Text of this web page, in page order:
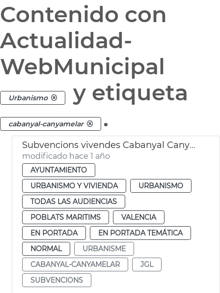
Contenido con
Actualidad-
WebMunicipal
Urbanismo y etiqueta
cabanyal-canyamelar .
Subvencions vivendes Cabanyal Canyamelar
modificado hace 1 año
AYUNTAMIENTO
URBANISMO Y VIVIENDA
URBANISMO
TODAS LAS AUDIENCIAS
POBLATS MARITIMS
VALENCIA
EN PORTADA
EN PORTADA TEMÁTICA
NORMAL
URBANISME
CABANYAL-CANYAMELAR
JGL
SUBVENCIONS